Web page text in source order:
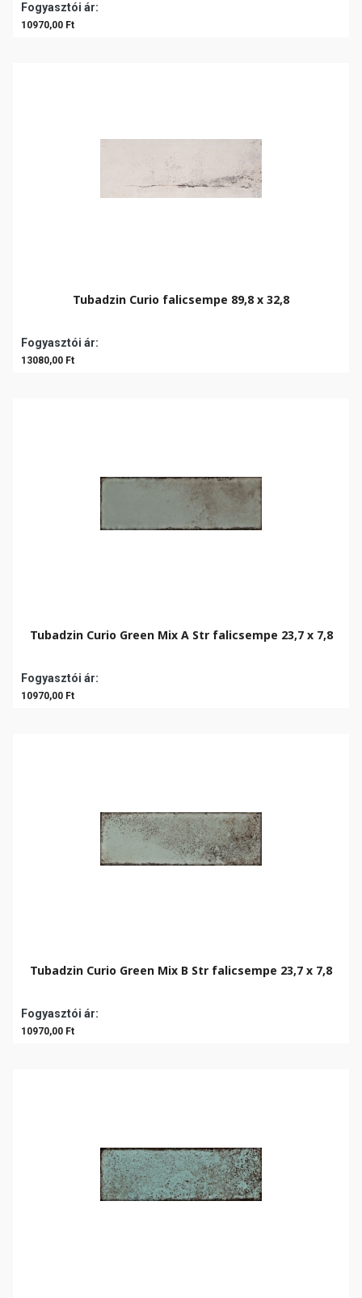
Fogyasztói ár:
10970,00 Ft
Tubadzin Curio falicsempe 89,8 x 32,8
Fogyasztói ár:
13080,00 Ft
Tubadzin Curio Green Mix A Str falicsempe 23,7 x 7,8
Fogyasztói ár:
10970,00 Ft
Tubadzin Curio Green Mix B Str falicsempe 23,7 x 7,8
Fogyasztói ár:
10970,00 Ft